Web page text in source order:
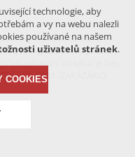
právem, které
a fotografií z této podoby
-ZAKÁZÁNO.
technologie, aby
a vy na webu nalezli
používané na našem
uživatelů stránek.
COOKIES